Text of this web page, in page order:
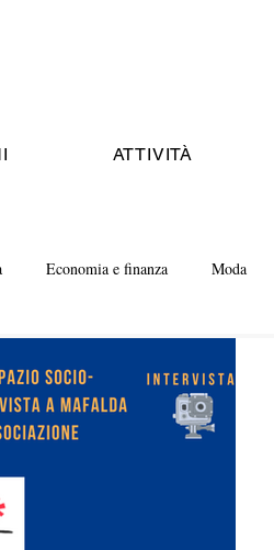
ATTIVITÀ
Economia e finanza Moda